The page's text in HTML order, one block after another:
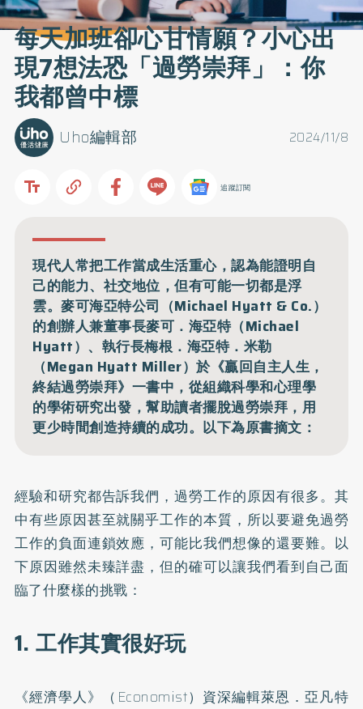
每天加班卻心甘情願？小心出
現7想法恐「過勞崇拜」：你
我都曾中標
2024/11/8
Uho編輯部
追蹤訂閱
現代人常把工作當成生活重心，認為能證明自
己的能力、社交地位，但有可能一切都是浮
雲。麥可海亞特公司（Michael Hyatt & Co.）
的創辦人兼董事長麥可．海亞特（Michael
Hyatt）、執行長梅根．海亞特．米勒
（Megan Hyatt Miller）於《贏回自主人生，
終結過勞崇拜》一書中，從組織科學和心理學
的學術研究出發，幫助讀者擺脫過勞崇拜，用
更少時間創造持續的成功。以下為原書摘文：
經驗和研究都告訴我們，過勞工作的原因有很多。其
中有些原因甚至就關乎工作的本質，所以要避免過勞
工作的負面連鎖效應，可能比我們想像的還要難。以
下原因雖然未臻詳盡，但的確可以讓我們看到自己面
臨了什麼樣的挑戰：
1. 工作其實很好玩
《經濟學人》（Economist）資深編輯萊恩．亞凡特